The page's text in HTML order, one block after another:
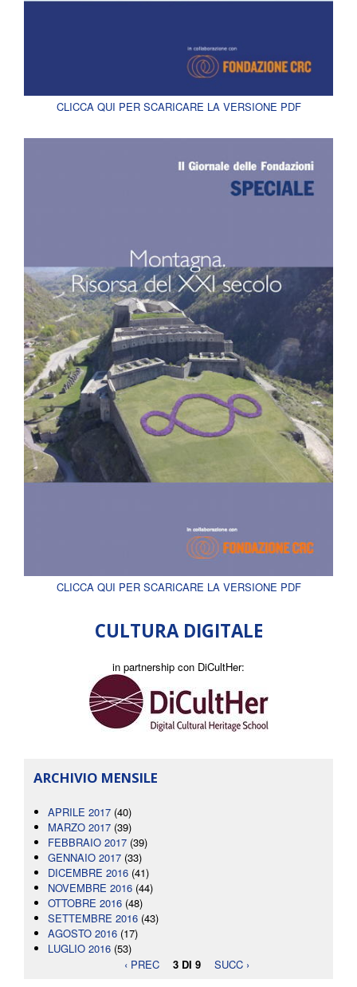
CLICCA QUI PER SCARICARE LA VERSIONE PDF
CLICCA QUI PER SCARICARE LA VERSIONE PDF
CULTURA DIGITALE
in partnership con DiCultHer:
ARCHIVIO MENSILE
APRILE 2017 (40)
MARZO 2017 (39)
FEBBRAIO 2017 (39)
GENNAIO 2017 (33)
DICEMBRE 2016 (41)
NOVEMBRE 2016 (44)
OTTOBRE 2016 (48)
SETTEMBRE 2016 (43)
AGOSTO 2016 (17)
LUGLIO 2016 (53)
‹ PREC
3 DI 9 SUCC ›